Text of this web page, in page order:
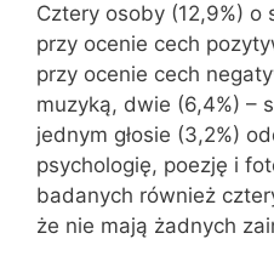
Cztery osoby (12,9%)
przy ocenie cech
przy ocenie cech
muzyką, dwie (6,4%) –
jednym głosie (3,2%)
psychologię, poezję i
badanych również
że nie mają żadnych